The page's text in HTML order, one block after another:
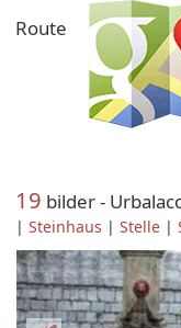
Route
19 bilder -
|Steinhaus |Stelle |